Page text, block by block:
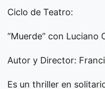
Ciclo de Teatro:
“Muerde” con Luciano
Autor y Director:
Es un thriller en